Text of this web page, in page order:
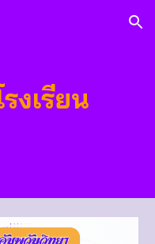
Skip to navigation
งเรียน